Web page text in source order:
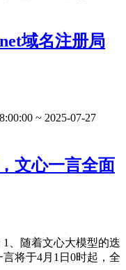
域名注册局
~ 2025-07-27
文心一言全面
、随着文心大模型的迭
将于4月1日0时起，全